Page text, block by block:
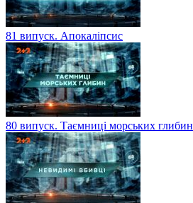
81 випуск. Апокаліпсис
80 випуск. Таємниці морських глибин